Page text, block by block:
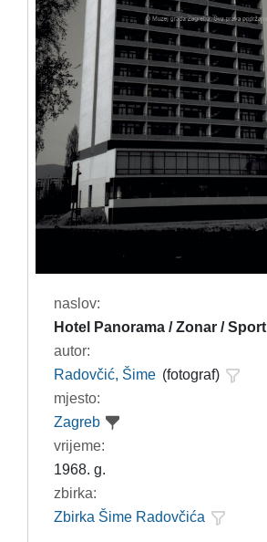
naslov:
Hotel Panorama / Zonar / Sport
autor:
Radovčić, Šime (fotograf)
mjesto:
Zagreb
vrijeme:
1968. g.
zbirka:
Zbirka Šime Radovčića